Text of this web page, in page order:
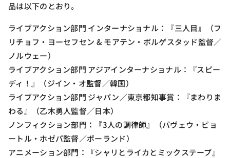
品は以下のとおり。
ライブアクション部門 インターナショナル：『三人目』（フ
リチョフ・ヨーセフセン & モアテン・ボルゲスタッド監督／
ノルウェー）
ライブアクション部門 アジアインターナショナル：『スピー
ディ！』（ジイン・オ監督／韓国）
ライブアクション部門 ジャパン／東京都知事賞：『まわりま
わる』（乙木勇人監督／日本）
ノンフィクション部門：『3人の調律師』（パヴェウ・ピョ
ートル・ホゼパ監督／ポーランド）
アニメーション部門：『シャリとライカとミックステープ』